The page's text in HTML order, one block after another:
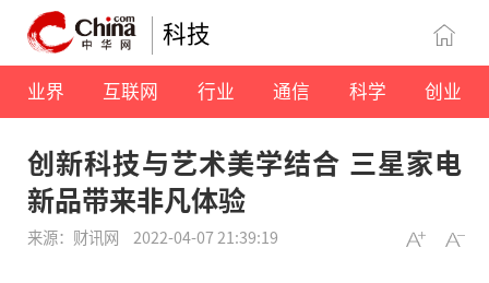
科技
业界 互联网 行业 通信 科学 创业
创新科技与艺术美学结合 三星家电
新品带来非凡体验
来源：财讯网 2022-04-07 21:39:19